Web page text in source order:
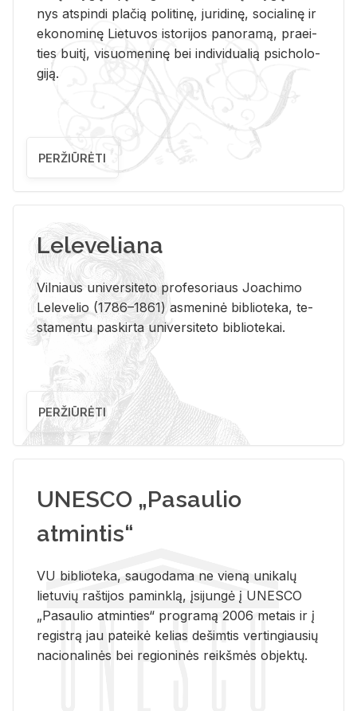
nys at­spin­di pla­čią po­li­ti­nę, ju­ri­di­nę, so­cia­li­nę ir
eko­no­mi­nę Lie­tu­vos is­to­ri­jos pa­no­ra­mą, pra­ei­
ties bui­tį, vi­suo­me­ni­nę bei in­di­vi­dua­lią psi­cho­lo­
gi­ją.
PERŽIŪRĖTI
Leleveliana
Vil­niaus uni­ver­si­te­to pro­fe­so­riaus Jo­a­chi­mo
Le­le­ve­lio (1786–1861) as­me­ni­nė bi­b­lio­te­ka, te­
sta­men­tu pa­skir­ta uni­ver­si­te­to bi­b­lio­te­kai.
PERŽIŪRĖTI
UNESCO „Pasaulio
atmintis“
VU biblioteka, saugodama ne vieną unikalų
lietuvių raštijos paminklą, įsijungė į UNESCO
„Pasaulio atminties“ programą 2006 metais ir į
registrą jau pateikė kelias dešimtis vertingiausių
nacionalinės bei regioninės reikšmės objektų.